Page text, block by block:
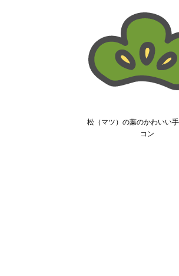
松（マツ）の葉のかわいい
コン